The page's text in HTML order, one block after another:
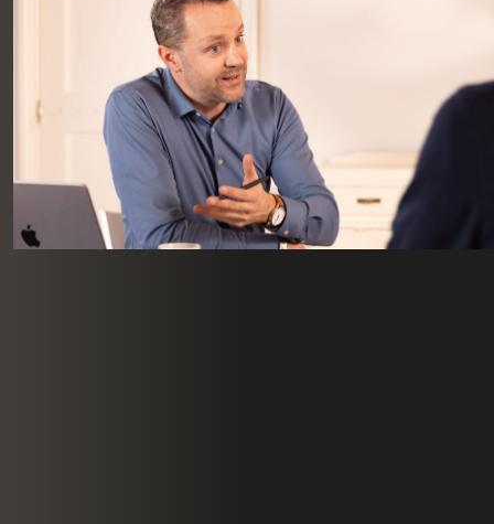
diensten? Vul het formulier in en we nemen snel
contact met je op. We staan klaar om samen te
werken aan de groei van jouw organisatie.